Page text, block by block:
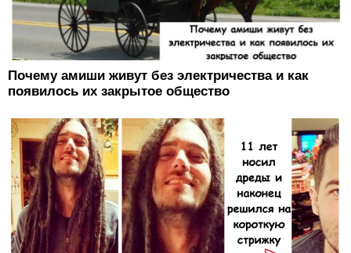
Почему амиши живут без электричества и как
появилось их закрытое общество